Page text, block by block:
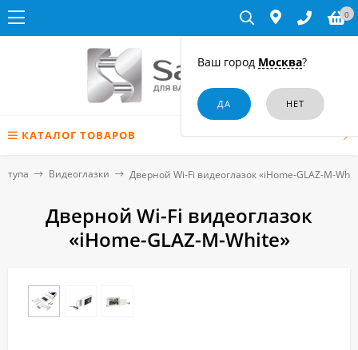
Ваш город Москва?
0
КАТАЛОГ ТОВАРОВ
Видеоглазки Дверной Wi-Fi видеоглазок «iHome-GLAZ-М-
Дверной Wi-Fi видеоглазок
«iHome-GLAZ-М-White»